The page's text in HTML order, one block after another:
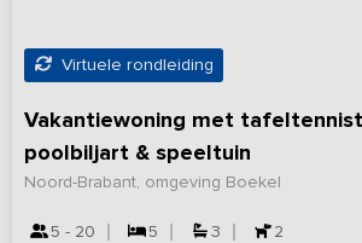
Virtuele rondleiding
Vakantiewoning met
poolbiljart & speeltuin
Noord-Brabant, omgeving Boekel
5 - 20 5 3 2